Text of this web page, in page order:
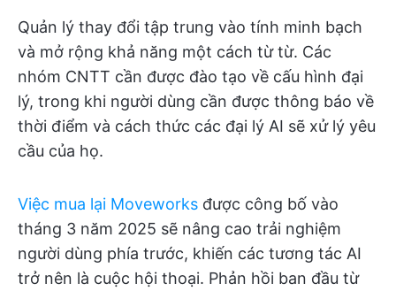
Quản lý thay đổi tập trung vào tính minh bạch
và mở rộng khả năng một cách từ từ. Các
nhóm CNTT cần được đào tạo về cấu hình đại
lý, trong khi người dùng cần được thông báo về
thời điểm và cách thức các đại lý AI sẽ xử lý yêu
cầu của họ.
Việc mua lại Moveworks được công bố vào
tháng 3 năm 2025 sẽ nâng cao trải nghiệm
người dùng phía trước, khiến các tương tác AI
trở nên là cuộc hội thoại. Phản hồi ban đầu từ